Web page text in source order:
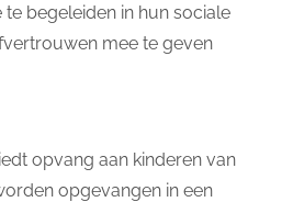
begeleiden in hun sociale
mee te geven
opvang aan kinderen van
opgevangen in een